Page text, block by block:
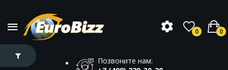
0 0
Позвоните нам: